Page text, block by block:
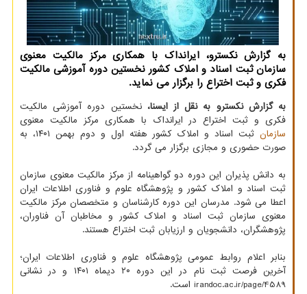
به گزارش نکسترو، ایرانداک با همکاری مرکز مالکیت معنوی
سازمان ثبت اسناد و املاک کشور نخستین دوره آموزشی مالکیت
فکری و ثبت اختراع را برگزار می نماید.
به گزارش نکسترو به نقل از ایسنا،نخستین دوره آموزشی مالکیت
فکری و ثبت اختراع در ایرانداک با همکاری مرکز مالکیت معنوی
سازمان
ثبت اسناد و املاک کشور هفته اول و دوم بهمن ۱۴۰۱، به
صورت حضوری و مجازی برگزار می گردد.
به دانش پذیران این دوره دو گواهینامه از مرکز مالکیت معنوی سازمان
ثبت اسناد و املاک کشور و پژوهشگاه علوم و فناوری اطلاعات ایران
اعطا می شود. مدرسان این دوره کارشناسان و متخصصان مرکز مالکیت
معنوی سازمان ثبت اسناد و املاک کشور و مخاطبان آن فناوران،
پژوهشگران، دانشجویان و ارزیابان ثبت اختراع هستند.
بنابر اعلام روابط عمومی پژوهشگاه علوم و فناوری اطلاعات ایران؛
آخرین فرصت ثبت نام در این دوره ۲۰ دیماه ۱۴۰۱ و در نشانی
irandoc.ac.ir/page/4589 است.